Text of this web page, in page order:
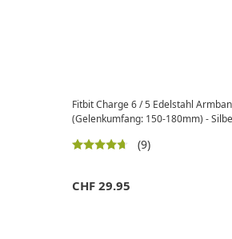
Fitbit Charge 6 / 5 Edelstahl
(Gelenkumfang: 150-180mm) -
(9)
CHF 29.95